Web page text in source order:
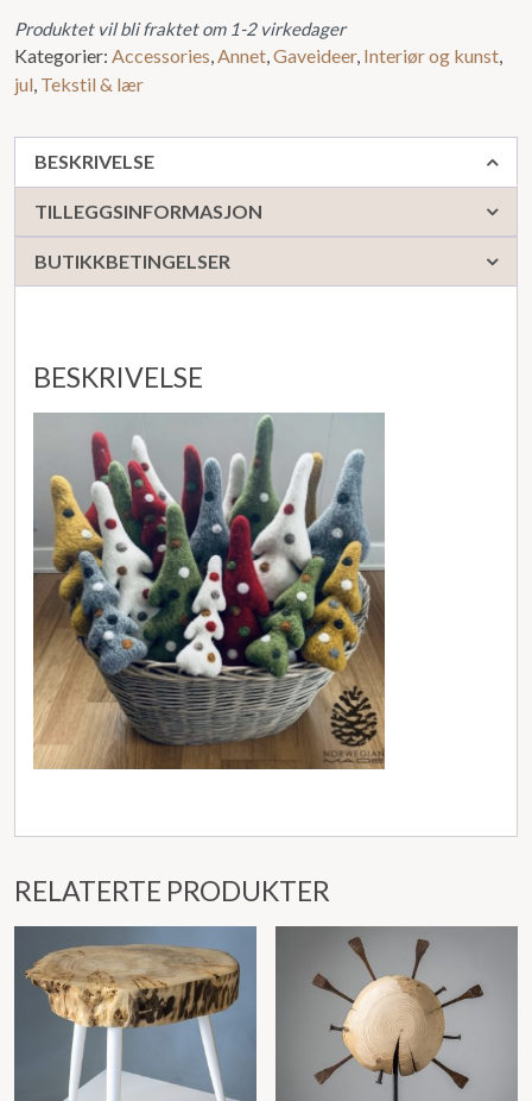
Produktet vil bli fraktet om 1-2 virkedager
Kategorier: Accessories,Annet,Gaveideer, Interiør og kunst,
jul, Tekstil & lær
BESKRIVELSE
TILLEGGSINFORMASJON
BUTIKKBETINGELSER
BESKRIVELSE
RELATERTE PRODUKTER